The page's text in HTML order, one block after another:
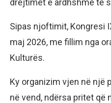
drejtimet e ardhshme të
Sipas njoftimit, Kongresi
maj 2026, me fillim nga
Kulturës.
Ky organizim vjen në një
në vend, ndërsa pritet që